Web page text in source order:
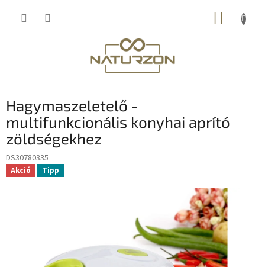
KOSÁR
Hagymaszeletelő -
multifunkcionális konyhai aprító
zöldségekhez
DS30780335
Akció Tipp